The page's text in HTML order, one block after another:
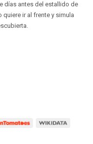
días antes del estallido de
quiere ir al frente y simula